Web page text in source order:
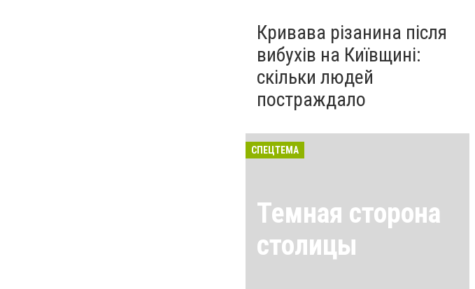
Кривава різанина після
вибухів на Київщині:
скільки людей
постраждало
СПЕЦТЕМА
Темная сторона
столицы